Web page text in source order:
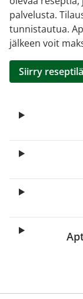
palvelusta.
tunnistautua.
jälkeen voit
Siirry